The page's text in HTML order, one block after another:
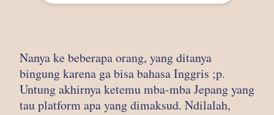
Nanya ke beberapa orang, yang ditanya
bingung karena ga bisa bahasa Inggris ;p.
Untung akhirnya ketemu mba-mba Jepang yang
tau platform apa yang dimaksud. Ndilalah,